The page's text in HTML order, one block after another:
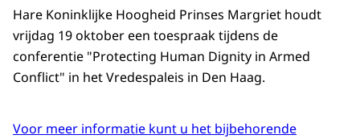
Hare Koninklijke Hoogheid Prinses Margriet houdt
vrijdag 19 oktober een toespraak tijdens de
conferentie "Protecting Human Dignity in Armed
Conflict" in het Vredespaleis in Den Haag.
Voor meer informatie kunt u het bijbehorende